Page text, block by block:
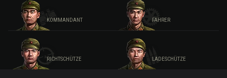
KOMMANDANT FAHRER
RICHTSCHÜTZE LADESCHÜTZE